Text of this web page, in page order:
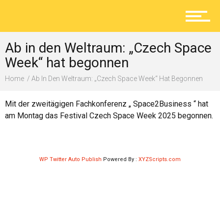
Lokal
Ab in den Weltraum: „Czech Space
Week“ hat begonnen
Home Ab In Den Weltraum: „Czech Space Week“ Hat Begonnen
Mit der zweitägigen Fachkonferenz „ Space2Business “ hat
am Montag das Festival Czech Space Week 2025 begonnen.
WP Twitter Auto Publish Powered By : XYZScripts.com